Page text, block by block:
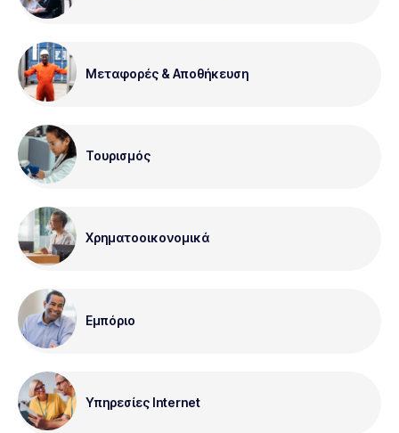
Μεταφορές & Αποθήκευση
Τουρισμός
Χρηματοοικονομικά
Εμπόριο
Υπηρεσίες Internet